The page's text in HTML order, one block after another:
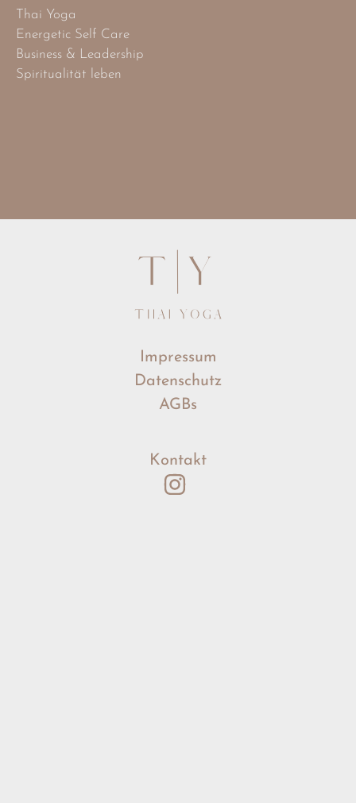
Thai Yoga
Energetic Self Care
Business & Leadership
Spiritualität leben
Impressum
Datenschutz
AGBs
Kontakt